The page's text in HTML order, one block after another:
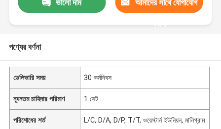
ভালো দাম আমাদের সাথে যোগাযোগ
করুন
পণ্যের বর্ণনা
ডেলিভারি সময় 30 কর্মদিবস
ন্যূনতম চাহিদার পরিমাণ 1 সেট
পরিশোধের শর্ত L/C, D/A, D/P, T/T, ওয়েস্টার্ন ইউনিয়ন, মানিগ্রাম